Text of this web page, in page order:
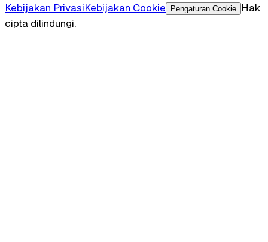
Kebijakan PrivasiKebijakan Cookie Pengaturan Cookie
Hak
cipta dilindungi.